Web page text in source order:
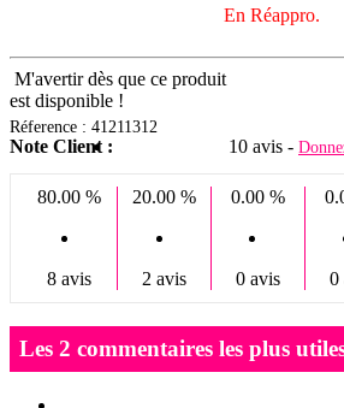
En Réappro.
M'avertir dès que ce produit
est disponible !
Réference : 41211312
Note Client : 10 avis -
80.00 %
8 avis
20.00 %
2 avis
0.00 %
0 avis 0
Les 2 commentaires les plus